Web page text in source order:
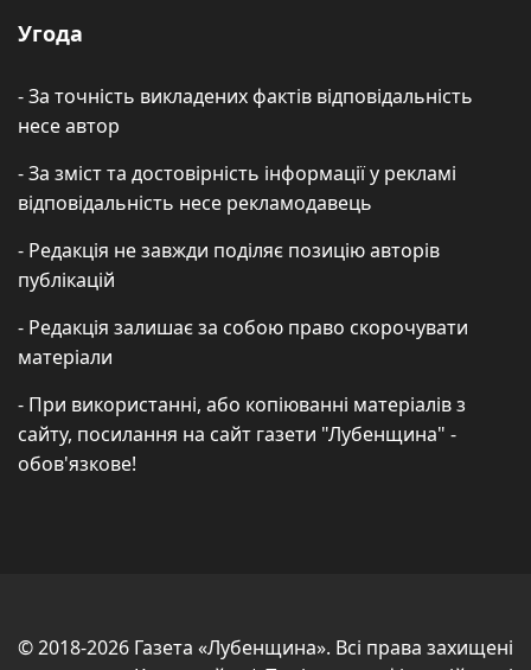
Угода
- За точність викладених фактів відповідальність
несе автор
- За зміст та достовірність інформації у рекламі
відповідальність несе рекламодавець
- Редакція не завжди поділяє позицію авторів
публікацій
- Редакція залишає за собою право скорочувати
матеріали
- При використанні, або копіюванні матеріалів з
сайту, посилання на сайт газети "Лубенщина" -
обов'язкове!
© 2018-2026 Газета «Лубенщина». Всі права захищені